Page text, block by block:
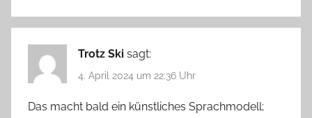
Trotz Ski sagt:
4. April 2024 um 22:36 Uhr
Das macht bald ein künstliches Sprachmodell;